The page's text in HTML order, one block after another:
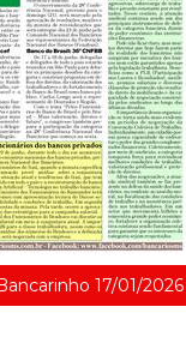
17/01/2026